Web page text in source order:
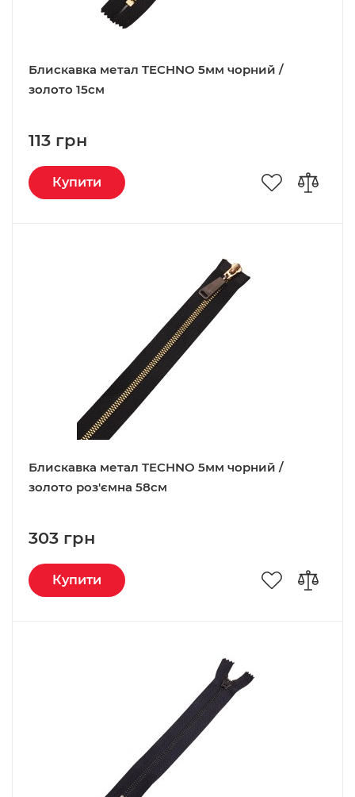
Блискавка метал TECHNO 5мм чорний /
золото 15см
113 грн
Купити
Блискавка метал TECHNO 5мм чорний /
золото роз'ємна 58см
303 грн
Купити